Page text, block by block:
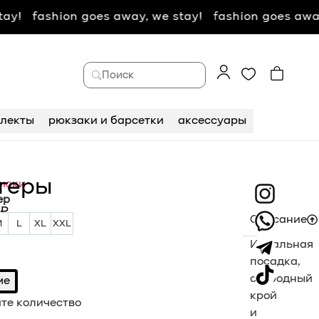
goes away, we stay! fashion goes away,
Поиск
рюкзаки и барсетки аксессуары
₽
L
L
XL
XL
XXL
XXL
количество
Описание
Идеальная
посадка,
свободный
крой
и